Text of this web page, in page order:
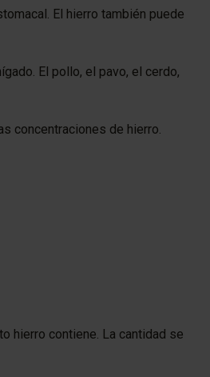
El hierro también puede
El pollo, el pavo, el cerdo,
concentraciones de hierro.
hierro contiene. La cantidad se